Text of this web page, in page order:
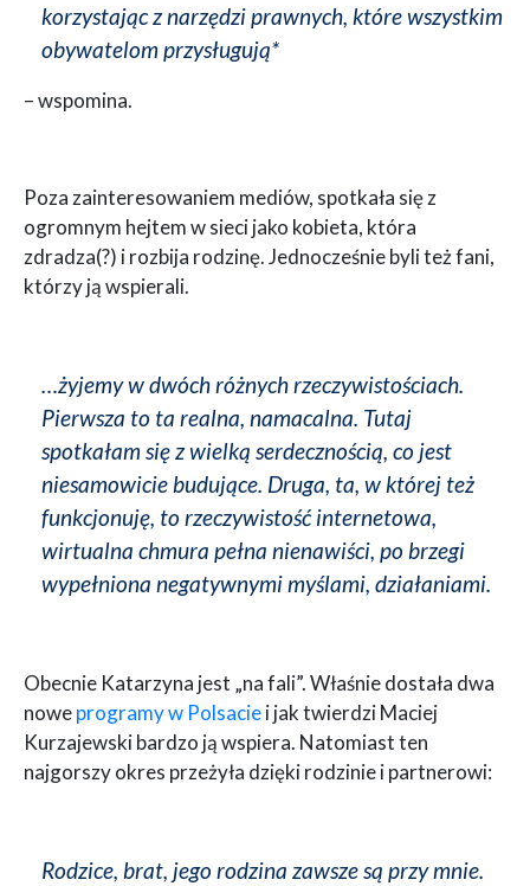
korzystając z narzędzi prawnych, które wszystkim
obywatelom przysługują*
– wspomina.
Poza zainteresowaniem mediów, spotkała się z
ogromnym hejtem w sieci jako kobieta, która
zdradza(?) i rozbija rodzinę. Jednocześnie byli też fani,
którzy ją wspierali.
…żyjemy w dwóch różnych rzeczywistościach.
Pierwsza to ta realna, namacalna. Tutaj
spotkałam się z wielką serdecznością, co jest
niesamowicie budujące. Druga, ta, w której też
funkcjonuję, to rzeczywistość internetowa,
wirtualna chmura pełna nienawiści, po brzegi
wypełniona negatywnymi myślami, działaniami.
Obecnie Katarzyna jest „na fali”. Właśnie dostała dwa
noweprogramy w Polsaciei jak twierdzi Maciej
Kurzajewski bardzo ją wspiera. Natomiast ten
najgorszy okres przeżyła dzięki rodzinie i partnerowi:
Rodzice, brat, jego rodzina zawsze są przy mnie.